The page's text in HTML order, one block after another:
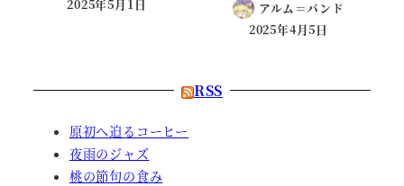
2025年5月1日
アルム＝バンド
2025年4月5日
RSS
原初へ迫るコーヒー
夜雨のジャズ
桃の節句の食み